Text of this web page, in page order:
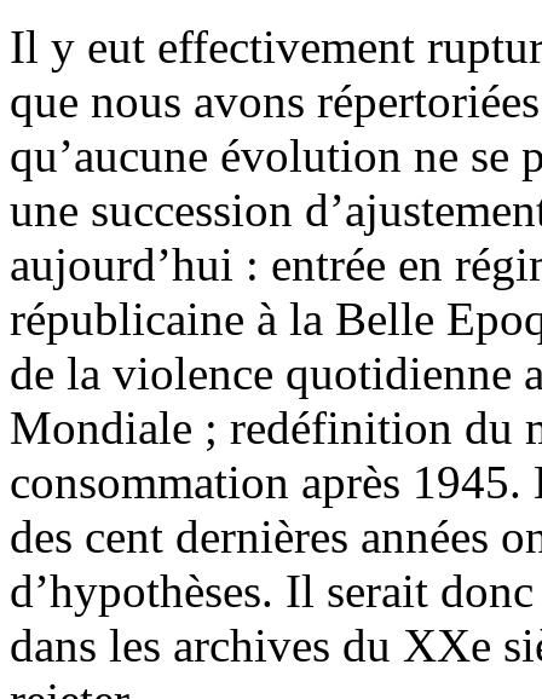
Il y eut effectivement
que nous avons
qu’aucune évolution ne
une succession
aujourd’hui : entrée en
républicaine à la Belle
de la violence quotidienne
Mondiale ; redéfinition du
consommation après 1945.
des cent dernières années
d’hypothèses. Il serait
dans les archives du XXe